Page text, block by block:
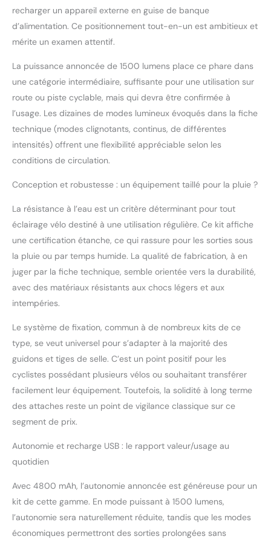
recharger un appareil externe en guise de banque
d’alimentation. Ce positionnement tout-en-un est ambitieux et
mérite un examen attentif.
La puissance annoncée de 1500 lumens place ce phare dans
une catégorie intermédiaire, suffisante pour une utilisation sur
route ou piste cyclable, mais qui devra être confirmée à
l’usage. Les dizaines de modes lumineux évoqués dans la fiche
technique (modes clignotants, continus, de différentes
intensités) offrent une flexibilité appréciable selon les
conditions de circulation.
Conception et robustesse : un équipement taillé pour la pluie ?
La résistance à l’eau est un critère déterminant pour tout
éclairage vélo destiné à une utilisation régulière. Ce kit affiche
une certification étanche, ce qui rassure pour les sorties sous
la pluie ou par temps humide. La qualité de fabrication, à en
juger par la fiche technique, semble orientée vers la durabilité,
avec des matériaux résistants aux chocs légers et aux
intempéries.
Le système de fixation, commun à de nombreux kits de ce
type, se veut universel pour s’adapter à la majorité des
guidons et tiges de selle. C’est un point positif pour les
cyclistes possédant plusieurs vélos ou souhaitant transférer
facilement leur équipement. Toutefois, la solidité à long terme
des attaches reste un point de vigilance classique sur ce
segment de prix.
Autonomie et recharge USB : le rapport valeur/usage au
quotidien
Avec 4800 mAh, l’autonomie annoncée est généreuse pour un
kit de cette gamme. En mode puissant à 1500 lumens,
l’autonomie sera naturellement réduite, tandis que les modes
économiques permettront des sorties prolongées sans